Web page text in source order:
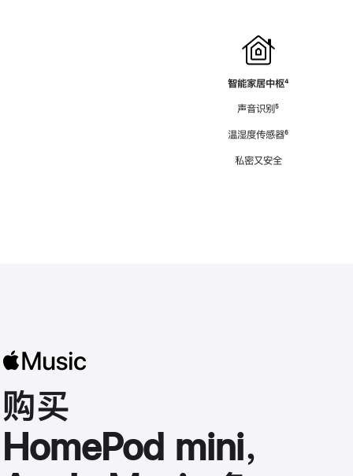
智能家居中枢脚
⁴
声音识别脚
⁵
温湿度传感器脚
⁶
私密又安全
购买
HomePod mini，